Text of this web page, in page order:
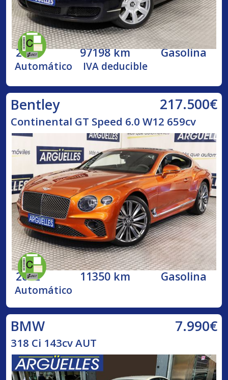
2005 97198 km Gasolina
Automático IVA deducible
Bentley 217.500€
Continental GT Speed 6.0 W12 659cv
2022 11350 km Gasolina
Automático
BMW 7.990€
318 Ci 143cv AUT